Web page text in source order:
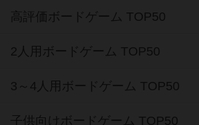
高評価ボードゲーム TOP50
2人用ボードゲーム TOP50
3～4人用ボードゲーム TOP50
子供向けボードゲーム TOP50